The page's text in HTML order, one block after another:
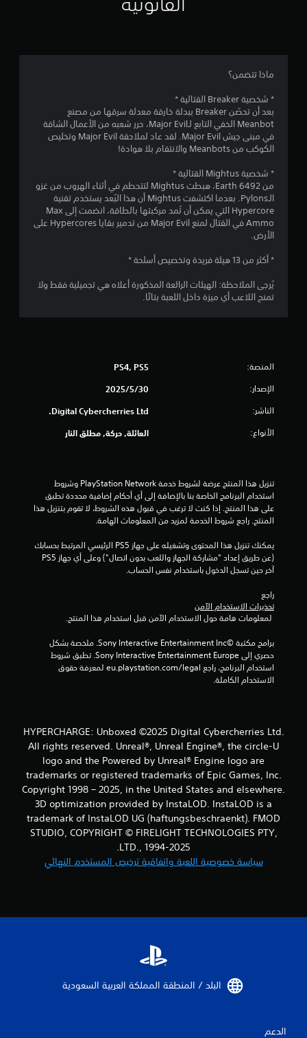
ن
م
م
5
م
ج
م
ل
م
ل
ت
ق
ي
ي
م
ت
ماذا تتضمن؟
* شخصية Breaker القتالية *
بعد أن تحصّن Breaker ببدلة خارقة معدلة سرقها من مصنع
Meanbot الخفي التابع لـMajor Evil، حرر شعبه من الأعمال الشاقة
في مبنى جيش Major Evil. لقد عاد لملاحقة Major Evil وتخليص
الكوكب من Meanbots والانتقام بلا هوادة!
* شخصية Mightus القتالية *
من Earth 6492، هبطت Mightus لتتحطم في أثناء الهروب من غزو
الـPylons. بعدما اكتشفت Mightus أن هذا البُعد يستخدم تقنية
Hypercore التي يمكن أن تُمد مركبتها بالطاقة، انضمت إلى Max
Ammo في القتال لمنع Major Evil من تدمير بقايا Hypercores على
الأرض.
* أكثر من 13 هيئة فريدة وتخصيص أسلحة *
يُرجى الملاحظة: الهيئات الرائعة المذكورة أعلاه هي تجميلية فقط ولا
تمنح اللاعب أي ميزة داخل اللعبة بتاتًا.
المنصة: PS4, PS5
الإصدار: 30‏/5‏/2025
الناشر: Digital Cybercherries Ltd.
الأنواع: العائلة, حركة, مطلق النار
المنتج. راجع شروط الخدمة لمزيد من المعلومات الهامة.
آخر حين تسجل الدخول باستخدام نفس الحساب.
راجع
تحذيرات الاستخدام الآمن
الاستخدام الكاملة.
HYPERCHARGE: Unboxed ©2025 Digital Cybercherries Ltd.
All rights reserved. Unreal®, Unreal Engine®, the circle-U
logo and the Powered by Unreal® Engine logo are
trademarks or registered trademarks of Epic Games, Inc.
Copyright 1998 – 2025, in the United States and elsewhere.
3D optimization provided by InstaLOD. InstaLOD is a
trademark of InstaLOD UG (haftungsbeschraenkt). FMOD
STUDIO, COPYRIGHT © FIRELIGHT TECHNOLOGIES PTY,
LTD., 1994-2025.
سياسة خصوصية اللعبة واتفاقية ترخيص المستخدم النهائي
البلد / المنطقة المملكة العربية السعودية‏
الدعم